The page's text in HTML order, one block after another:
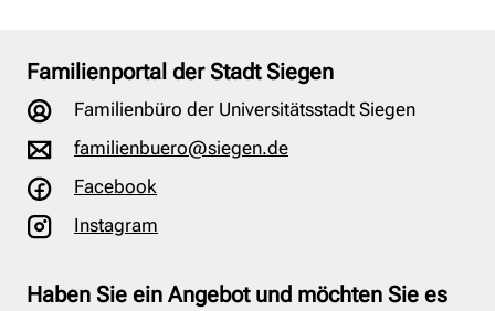
Familienportal der Stadt Siegen
Familienbüro der Universitätsstadt Siegen
familienbuero@siegen.de
Facebook
Instagram
Haben Sie ein Angebot und möchten Sie es